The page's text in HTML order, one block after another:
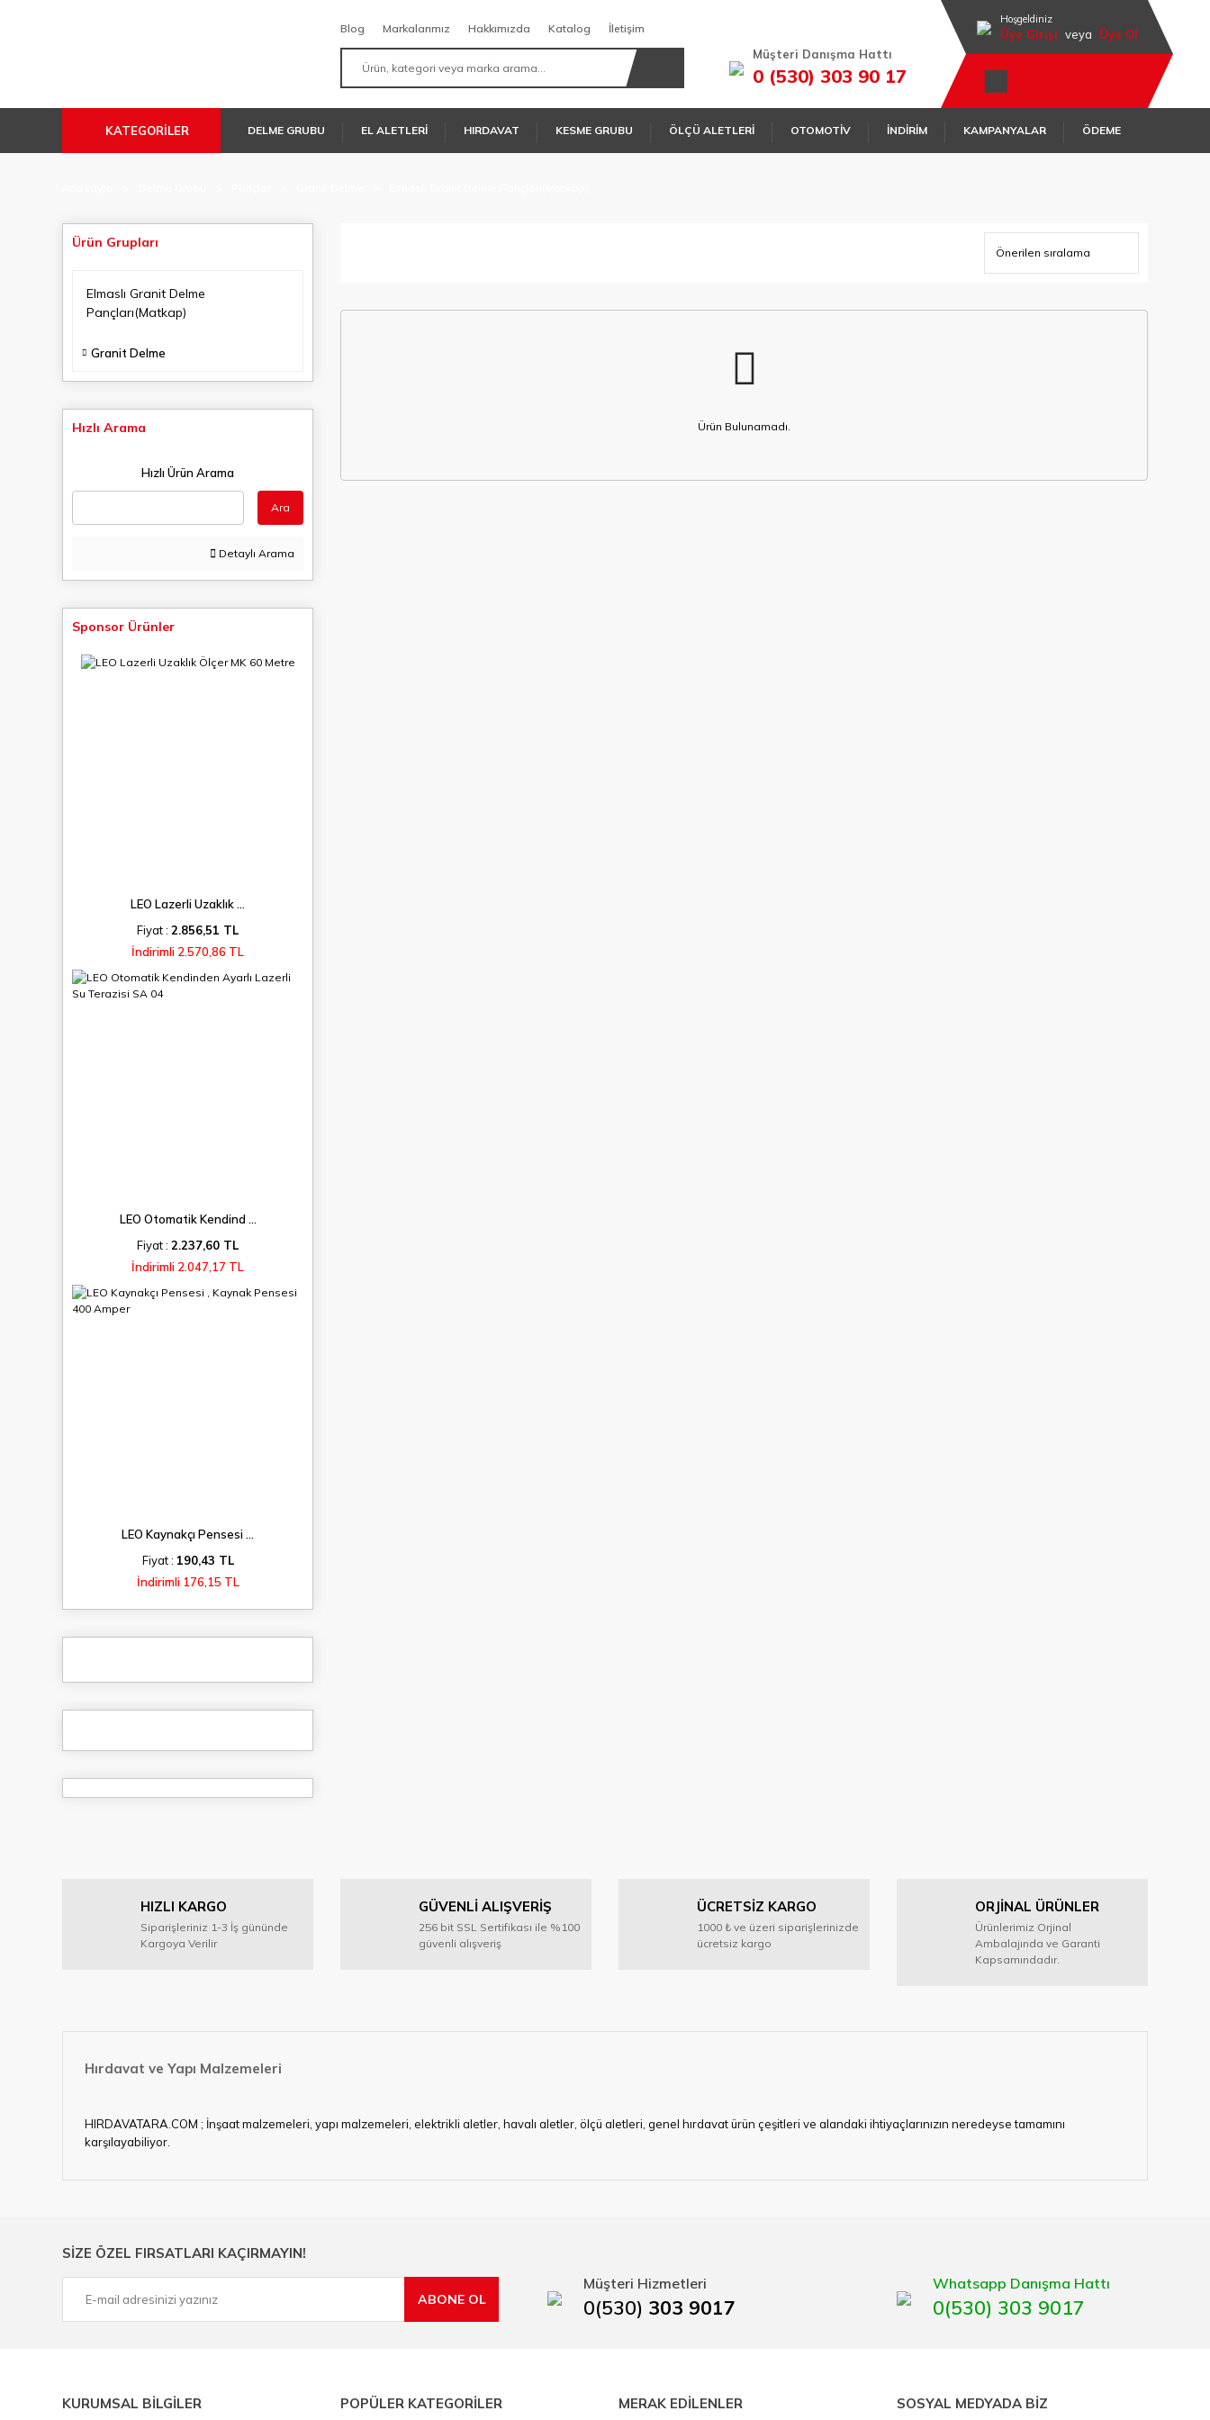
Blog Markalarımız Hakkımızda Katalog İletişim
Müşteri Danışma Hattı
0 (530) 303 90 17
Hoşgeldiniz
Üye Girişi veya Üye Ol
KATEGORİLER DELME GRUBU EL ALETLERİ HIRDAVAT KESME GRUBU ÖLÇÜ ALETLERİ OTOMOTİV İNDİRİM KAMPANYALAR ÖDEME
Ürün Grupları
Elmaslı Granit Delme
Pançları(Matkap)
Granit Delme
Hızlı Arama
Hızlı Ürün Arama
Ara
Detaylı Arama
Sponsor Ürünler
LEO Lazerli Uzaklık ...
Fiyat : 2.856,51 TL
İndirimli 2.570,86 TL
LEO Otomatik Kendind ...
Fiyat : 2.237,60 TL
İndirimli 2.047,17 TL
LEO Kaynakçı Pensesi ...
Fiyat : 190,43 TL
İndirimli 176,15 TL
Ürün Bulunamadı.
HIZLI KARGO
Siparişleriniz 1-3 İş gününde
Kargoya Verilir
GÜVENLİ ALIŞVERİŞ
256 bit SSL Sertifikası ile %100
güvenli alışveriş
ÜCRETSİZ KARGO
1000 ₺ ve üzeri siparişlerinizde
ücretsiz kargo
ORJİNAL ÜRÜNLER
Ürünlerimiz Orjinal
Ambalajında ve Garanti
Kapsamındadır.
Hırdavat ve Yapı Malzemeleri
HIRDAVATARA.COM ; İnşaat malzemeleri, yapı malzemeleri, elektrikli aletler, havalı aletler, ölçü aletleri, genel hırdavat ürün çeşitleri ve alandaki ihtiyaçlarınızın neredeyse tamamını
karşılayabiliyor.
çelik cetvel, tel fırça, kalem havya, karot uç, pafta takımları, boru kesiciler, çektirme, kablo makası, pürmüz, lazerli mesafe ölçme.
SİZE ÖZEL FIRSATLARI KAÇIRMAYIN!
ABONE OL
Müşteri Hizmetleri
0(530) 303 9017
Whatsapp Danışma Hattı
0(530) 303 9017
KURUMSAL BİLGİLER POPÜLER KATEGORİLER MERAK EDİLENLER SOSYAL MEDYADA BİZ